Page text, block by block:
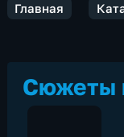
Главная
Сюжеты